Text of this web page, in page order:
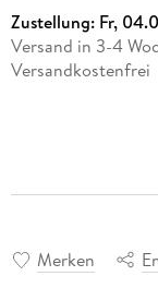
Zustellung: Fr,
Versand in 3-4
Versandkostenfrei
Merken